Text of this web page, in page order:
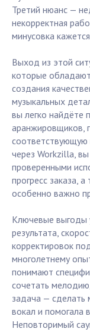
Третий нюанс —
некорректная
минусовка
Выход из этой
которые
создания
музыкальных
вы легко найдёте
аранжировщиков,
соответствующую
через Workzilla,
проверенными
прогресс заказа,
особенно важно
Ключевые выгоды
результата,
корректировок
многолетнему
понимают
сочетать
задача — сделать
вокал и помогала
Неповторимый